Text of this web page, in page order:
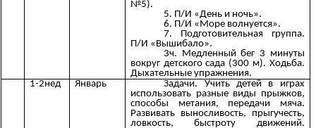
№5).
5. П/И «День и ночь».
6. П/И «Море волнуется».
7. Подготовительная группа.
П/И «Вышибало».
3ч. Медленный бег 3 минуты
вокруг детского сада (300 м). Ходьба.
Дыхательные упражнения.
1-2нед
Январь
Задачи. Учить детей в играх
использовать разные виды прыжков,
способы метания, передачи мяча.
Развивать выносливость, прыгучесть,
ловкость, быстроту движений.